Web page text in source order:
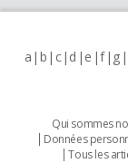
a b c d e f g
Qui sommes
Données
Tous les